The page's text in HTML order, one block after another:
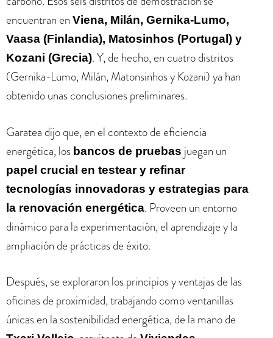
encuentran en Viena, Milán, Gernika-Lumo,
Vaasa (Finlandia), Matosinhos (Portugal) y
Kozani (Grecia). Y, de hecho, en cuatro distritos
(Gernika-Lumo, Milán, Matonsinhos y Kozani) ya han
obtenido unas conclusiones preliminares.
Garatea dijo que, en el contexto de eficiencia
energética, los bancos de pruebas juegan un
papel crucial en testear y refinar
tecnologías innovadoras y estrategias para
la renovación energética. Proveen un entorno
dinámico para la experimentación, el aprendizaje y la
ampliación de prácticas de éxito.
Después, se exploraron los principios y ventajas de las
oficinas de proximidad, trabajando como ventanillas
únicas en la sostenibilidad energética, de la mano de